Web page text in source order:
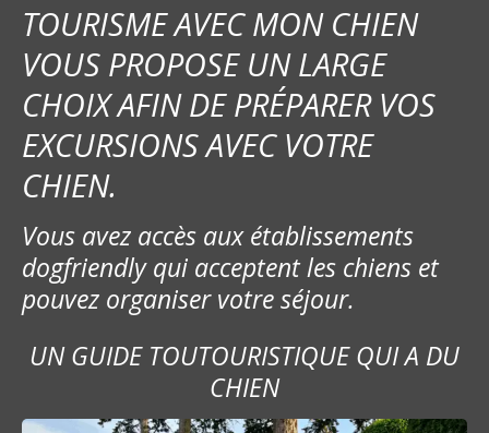
TOURISME AVEC MON CHIEN
VOUS PROPOSE UN LARGE
CHOIX AFIN DE PRÉPARER VOS
EXCURSIONS AVEC VOTRE
CHIEN.
Vous avez accès aux établissements
dogfriendly qui acceptent les chiens et
pouvez organiser votre séjour.
UN GUIDE TOUTOURISTIQUE QUI A DU
CHIEN